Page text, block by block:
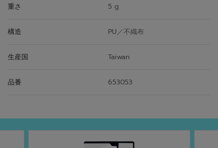
重さ 5 g
構造 PU／不織布
生産国 Taiwan
品番 653053